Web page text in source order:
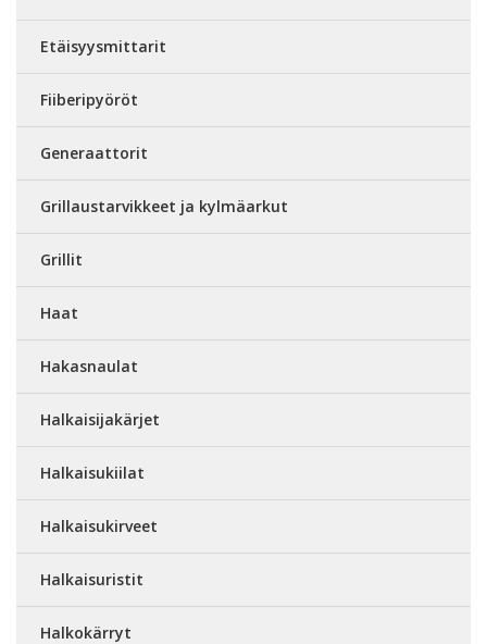
Etäisyysmittarit
Fiiberipyöröt
Generaattorit
Grillaustarvikkeet ja kylmäarkut
Grillit
Haat
Hakasnaulat
Halkaisijakärjet
Halkaisukiilat
Halkaisukirveet
Halkaisuristit
Halkokärryt